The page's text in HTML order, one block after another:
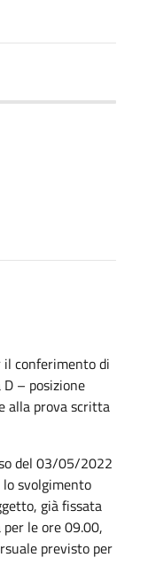
il conferimento di
D – posizione
alla prova scritta
del 03/05/2022
lo svolgimento
già fissata
le ore 09.00,
previsto per